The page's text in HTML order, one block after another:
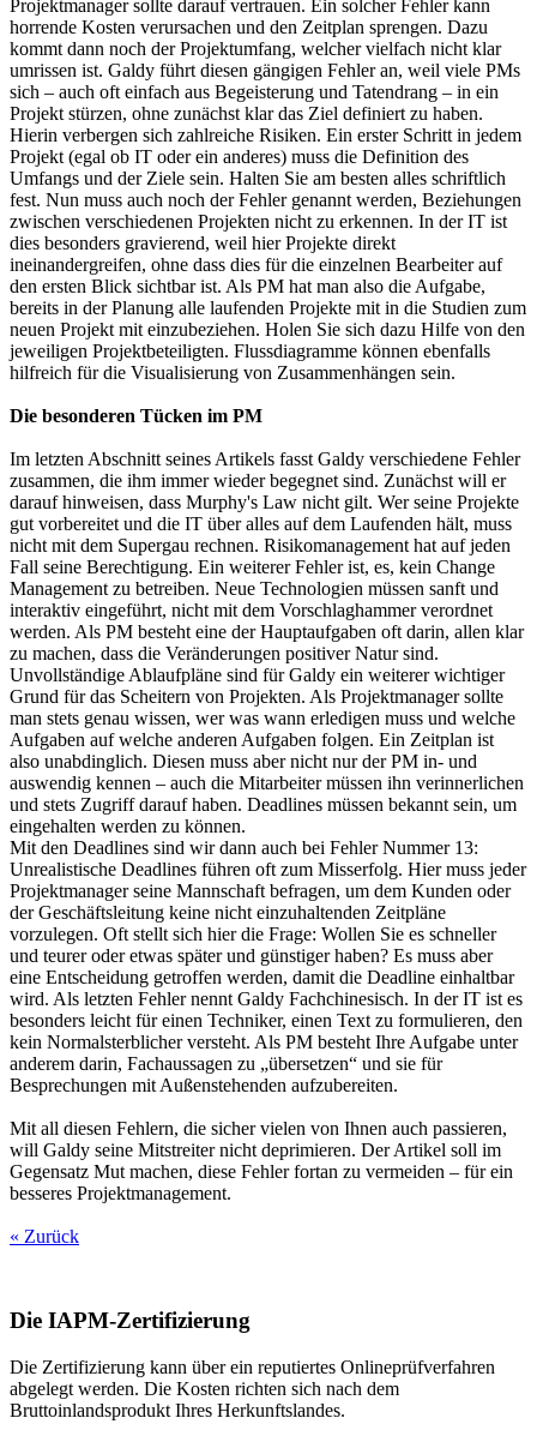
Projektmanager sollte darauf vertrauen. Ein solcher Fehler kann
horrende Kosten verursachen und den Zeitplan sprengen. Dazu
kommt dann noch der Projektumfang, welcher vielfach nicht klar
umrissen ist. Galdy führt diesen gängigen Fehler an, weil viele PMs
sich – auch oft einfach aus Begeisterung und Tatendrang – in ein
Projekt stürzen, ohne zunächst klar das Ziel definiert zu haben.
Hierin verbergen sich zahlreiche Risiken. Ein erster Schritt in jedem
Projekt (egal ob IT oder ein anderes) muss die Definition des
Umfangs und der Ziele sein. Halten Sie am besten alles schriftlich
fest. Nun muss auch noch der Fehler genannt werden, Beziehungen
zwischen verschiedenen Projekten nicht zu erkennen. In der IT ist
dies besonders gravierend, weil hier Projekte direkt
ineinandergreifen, ohne dass dies für die einzelnen Bearbeiter auf
den ersten Blick sichtbar ist. Als PM hat man also die Aufgabe,
bereits in der Planung alle laufenden Projekte mit in die Studien zum
neuen Projekt mit einzubeziehen. Holen Sie sich dazu Hilfe von den
jeweiligen Projektbeteiligten. Flussdiagramme können ebenfalls
hilfreich für die Visualisierung von Zusammenhängen sein.
Die besonderen Tücken im PM
Im letzten Abschnitt seines Artikels fasst Galdy verschiedene Fehler
zusammen, die ihm immer wieder begegnet sind. Zunächst will er
darauf hinweisen, dass Murphy's Law nicht gilt. Wer seine Projekte
gut vorbereitet und die IT über alles auf dem Laufenden hält, muss
nicht mit dem Supergau rechnen. Risikomanagement hat auf jeden
Fall seine Berechtigung. Ein weiterer Fehler ist, es, kein Change
Management zu betreiben. Neue Technologien müssen sanft und
interaktiv eingeführt, nicht mit dem Vorschlaghammer verordnet
werden. Als PM besteht eine der Hauptaufgaben oft darin, allen klar
zu machen, dass die Veränderungen positiver Natur sind.
Unvollständige Ablaufpläne sind für Galdy ein weiterer wichtiger
Grund für das Scheitern von Projekten. Als Projektmanager sollte
man stets genau wissen, wer was wann erledigen muss und welche
Aufgaben auf welche anderen Aufgaben folgen. Ein Zeitplan ist
also unabdinglich. Diesen muss aber nicht nur der PM in- und
auswendig kennen – auch die Mitarbeiter müssen ihn verinnerlichen
und stets Zugriff darauf haben. Deadlines müssen bekannt sein, um
eingehalten werden zu können.
Mit den Deadlines sind wir dann auch bei Fehler Nummer 13:
Unrealistische Deadlines führen oft zum Misserfolg. Hier muss jeder
Projektmanager seine Mannschaft befragen, um dem Kunden oder
der Geschäftsleitung keine nicht einzuhaltenden Zeitpläne
vorzulegen. Oft stellt sich hier die Frage: Wollen Sie es schneller
und teurer oder etwas später und günstiger haben? Es muss aber
eine Entscheidung getroffen werden, damit die Deadline einhaltbar
wird. Als letzten Fehler nennt Galdy Fachchinesisch. In der IT ist es
besonders leicht für einen Techniker, einen Text zu formulieren, den
kein Normalsterblicher versteht. Als PM besteht Ihre Aufgabe unter
anderem darin, Fachaussagen zu „übersetzen“ und sie für
Besprechungen mit Außenstehenden aufzubereiten.
Mit all diesen Fehlern, die sicher vielen von Ihnen auch passieren,
will Galdy seine Mitstreiter nicht deprimieren. Der Artikel soll im
Gegensatz Mut machen, diese Fehler fortan zu vermeiden – für ein
besseres Projektmanagement.
« Zurück
Die IAPM-Zertifizierung
Die Zertifizierung kann über ein reputiertes Onlineprüfverfahren
abgelegt werden. Die Kosten richten sich nach dem
Bruttoinlandsprodukt Ihres Herkunftslandes.